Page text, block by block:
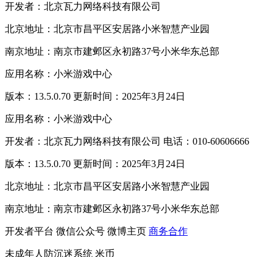
开发者：北京瓦力网络科技有限公司
北京地址：北京市昌平区安居路小米智慧产业园
南京地址：南京市建邺区永初路37号小米华东总部
应用名称：小米游戏中心
版本：13.5.0.70 更新时间：2025年3月24日
应用名称：小米游戏中心
开发者：北京瓦力网络科技有限公司 电话：010-60606666
版本：13.5.0.70 更新时间：2025年3月24日
北京地址：北京市昌平区安居路小米智慧产业园
南京地址：南京市建邺区永初路37号小米华东总部
开发者平台 微信公众号 微博主页 商务合作
未成年人防沉迷系统 米币